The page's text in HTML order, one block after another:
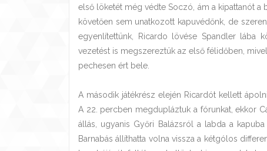
első löketét még védte Soczó, ám a kipattanót a
követően sem unatkozott kapuvédőnk, de
egyenlítettünk, Ricardo lövése Spandler lába
vezetést is megszereztük az első félidőben,
pechesen ért bele.
A második játékrész elején Ricardót kellett
A 22. percben megdupláztuk a fórunkat, ekkor
állás, ugyanis Győri Balázsról a labda a
Barnabás állíthatta volna vissza a kétgólos